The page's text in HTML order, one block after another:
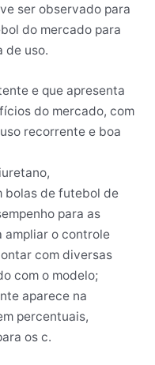
ser observado para
do mercado para
de uso.
e que apresenta
do mercado, com
recorrente e boa
bolas de futebol de
para as
ampliar o controle
com diversas
com o modelo;
aparece na
percentuais,
os c.